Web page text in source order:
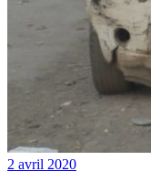
2 avril 2020